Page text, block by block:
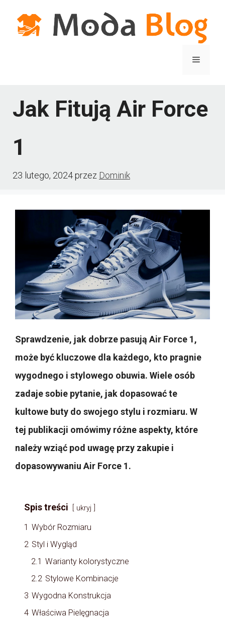
Menu
Jak Fitują Air Force
1
23 lutego, 2024przez Dominik
Sprawdzenie, jak dobrze pasują Air Force 1,
może być kluczowe dla każdego, kto pragnie
wygodnego i stylowego obuwia. Wiele osób
zadaje sobie pytanie, jak dopasować te
kultowe buty do swojego stylu i rozmiaru. W
tej publikacji omówimy różne aspekty, które
należy wziąć pod uwagę przy zakupie i
dopasowywaniu Air Force 1.
Spis treści ukryj
1 Wybór Rozmiaru
2 Styl i Wygląd
2.1 Warianty kolorystyczne
2.2 Stylowe Kombinacje
3 Wygodna Konstrukcja
4 Właściwa Pielęgnacja